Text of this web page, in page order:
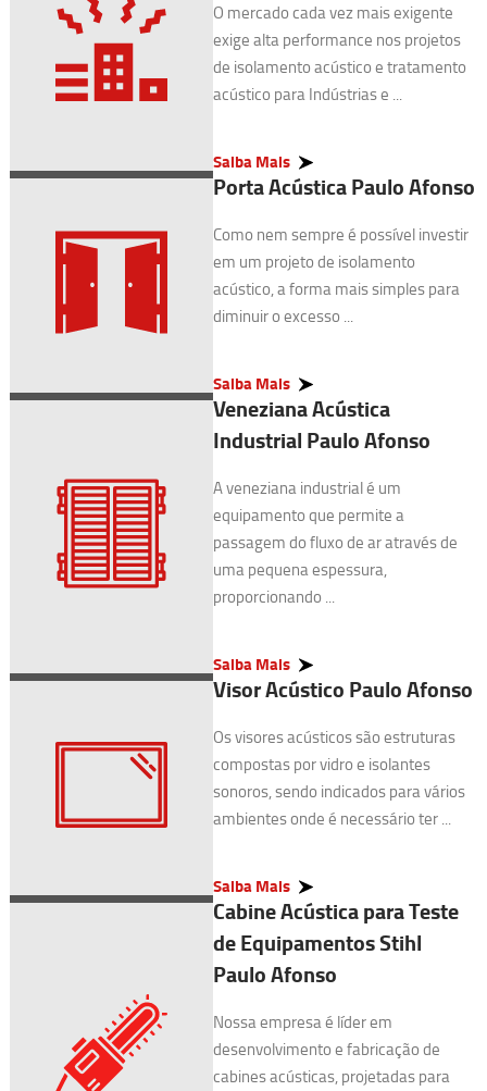
O mercado cada vez mais exigente
exige alta performance nos projetos
de isolamento acústico e tratamento
acústico para Indústrias e ...
Saiba Mais
Porta Acústica Paulo Afonso
Como nem sempre é possível investir
em um projeto de isolamento
acústico, a forma mais simples para
diminuir o excesso ...
Saiba Mais
Veneziana Acústica
Industrial Paulo Afonso
A veneziana industrial é um
equipamento que permite a
passagem do fluxo de ar através de
uma pequena espessura,
proporcionando ...
Saiba Mais
Visor Acústico Paulo Afonso
Os visores acústicos são estruturas
compostas por vidro e isolantes
sonoros, sendo indicados para vários
ambientes onde é necessário ter ...
Saiba Mais
Cabine Acústica para Teste
de Equipamentos Stihl
Paulo Afonso
Nossa empresa é líder em
desenvolvimento e fabricação de
cabines acústicas, projetadas para